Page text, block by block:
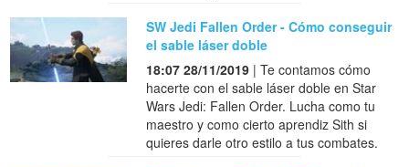
SW Jedi Fallen Order - Cómo conseguir
el sable láser doble
18:07 28/11/2019 | Te contamos cómo
hacerte con el sable láser doble en Star
Wars Jedi: Fallen Order. Lucha como tu
maestro y como cierto aprendiz Sith si
quieres darle otro estilo a tus combates.